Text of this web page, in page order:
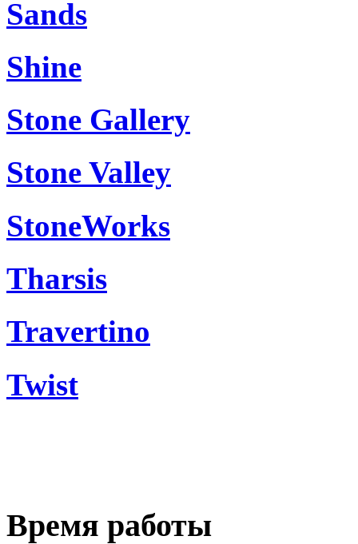
Sands
Shine
Stone Gallery
Stone Valley
StoneWorks
Tharsis
Travertino
Twist
Время работы